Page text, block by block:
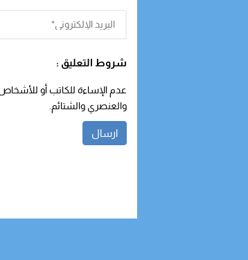
شروط التعليق :
عدم الإساءة للكاتب أو
والعنصري والشتائم.